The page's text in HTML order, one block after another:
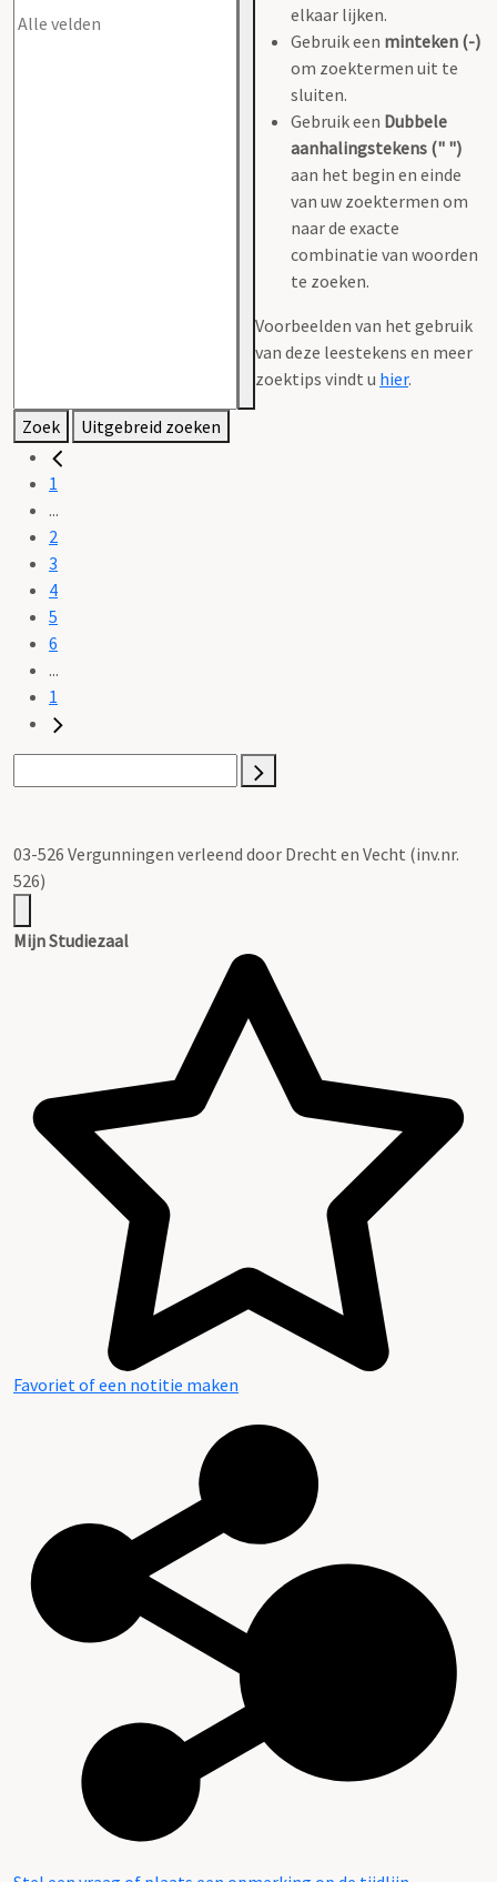
elkaar lijken.
Gebruik een minteken (-)
om zoektermen uit te
sluiten.
Gebruik een Dubbele
aanhalingstekens (" ")
aan het begin en einde
van uw zoektermen om
naar de exacte
combinatie van woorden
te zoeken.
Voorbeelden van het gebruik
van deze leestekens en meer
zoektips vindt u hier.
Zoek Uitgebreid zoeken
1
...
2
3
4
5
6
...
1
03-526 Vergunningen verleend door Drecht en Vecht (inv.nr.
526)
Mijn Studiezaal
Favoriet of een notitie maken